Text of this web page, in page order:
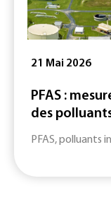
21 Mai 2026
PFAS :
des
PFAS, polluants